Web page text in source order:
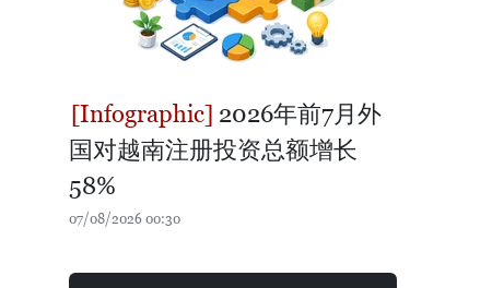
2026年前7月外
国对越南注册投资总额增长
58%
07/08/2026 00:30